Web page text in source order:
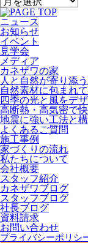
ニュース
お知らせ
イベント
見学会
メディア
カネザワの家
人と自然が寄り添
自然素材に包まれ
四季の光と風をデ
高断熱・高気密で
地震に強い工法と
よくあるご質問
施工事例
家づくりの流れ
私たちについて
会社概要
スタッフ紹介
カネザワブログ
スタッフブログ
社長ブログ
資料請求
お問い合わせ
プライバシーポリシ